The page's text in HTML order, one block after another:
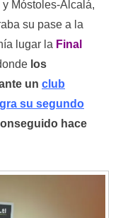
Móstoles-Alcalá,
su pase a la
lugar la Final
los
un club
su segundo
hace